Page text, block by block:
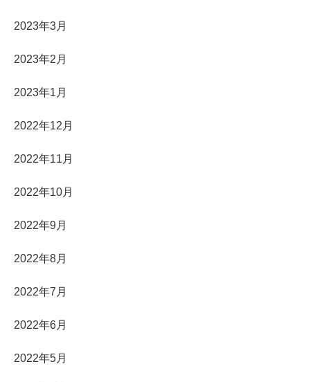
2023年3月
2023年2月
2023年1月
2022年12月
2022年11月
2022年10月
2022年9月
2022年8月
2022年7月
2022年6月
2022年5月